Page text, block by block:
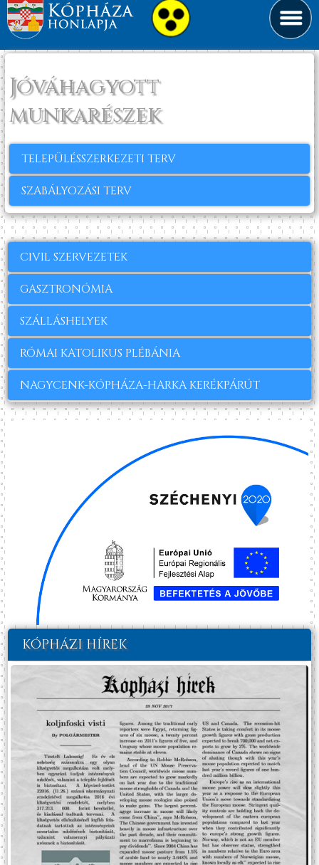
Jóváhagyott
munkarészek
TELEPÜLÉSSZERKEZETI TERV
SZABÁLYOZÁSI TERV
CIVIL SZERVEZETEK
GASZTRONÓMIA
SZÁLLÁSHELYEK
RÓMAI KATOLIKUS PLÉBÁNIA
NAGYCENK-KÓPHÁZA-HARKA KERÉKPÁRÚT
KÓPHÁZI HÍREK